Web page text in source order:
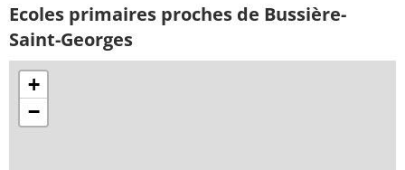
Ecoles primaires proches de Bussière-
Saint-Georges
+
−